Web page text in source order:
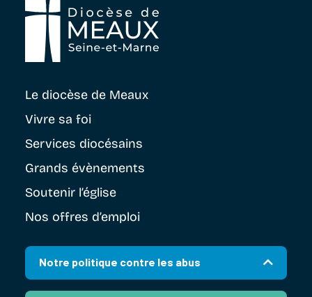
Le diocèse de Meaux
Vivre sa foi
Services diocésains
Grands évènements
Soutenir l’église
Nos offres d’emploi
Notre politique contre les abus